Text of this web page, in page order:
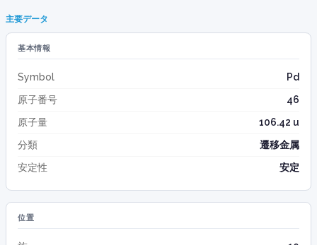
主要データ
基本情報
Symbol
Pd
原子番号
46
原子量
106.42 u
分類
遷移金属
安定性
安定
位置